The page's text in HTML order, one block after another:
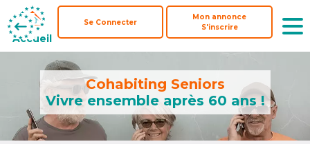
Accueil
Se Connecter
Mon annonce
S'inscrire
Accueil
Se Connecter
Mon annonce
S'inscrire
Cohabiting Seniors
Vivre ensemble après 60 ans !